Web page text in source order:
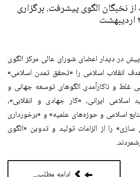
از نخبگان الگوی پیشرفت. برگزاری
در دیدار اعضای شورای عالی مرکز الگوی
انقلاب اسلامی را «تحقق تمدن اسلامی»‌
غلط و ناکارآمدی الگوهای توسعه جهانی و
ایرانی،‌ »کار جهادی و انقلابی»،
اسلامی و حوزه‌های علمیه» و «برخورداری
را از الزامات تولید و تدوین «الگوی
.